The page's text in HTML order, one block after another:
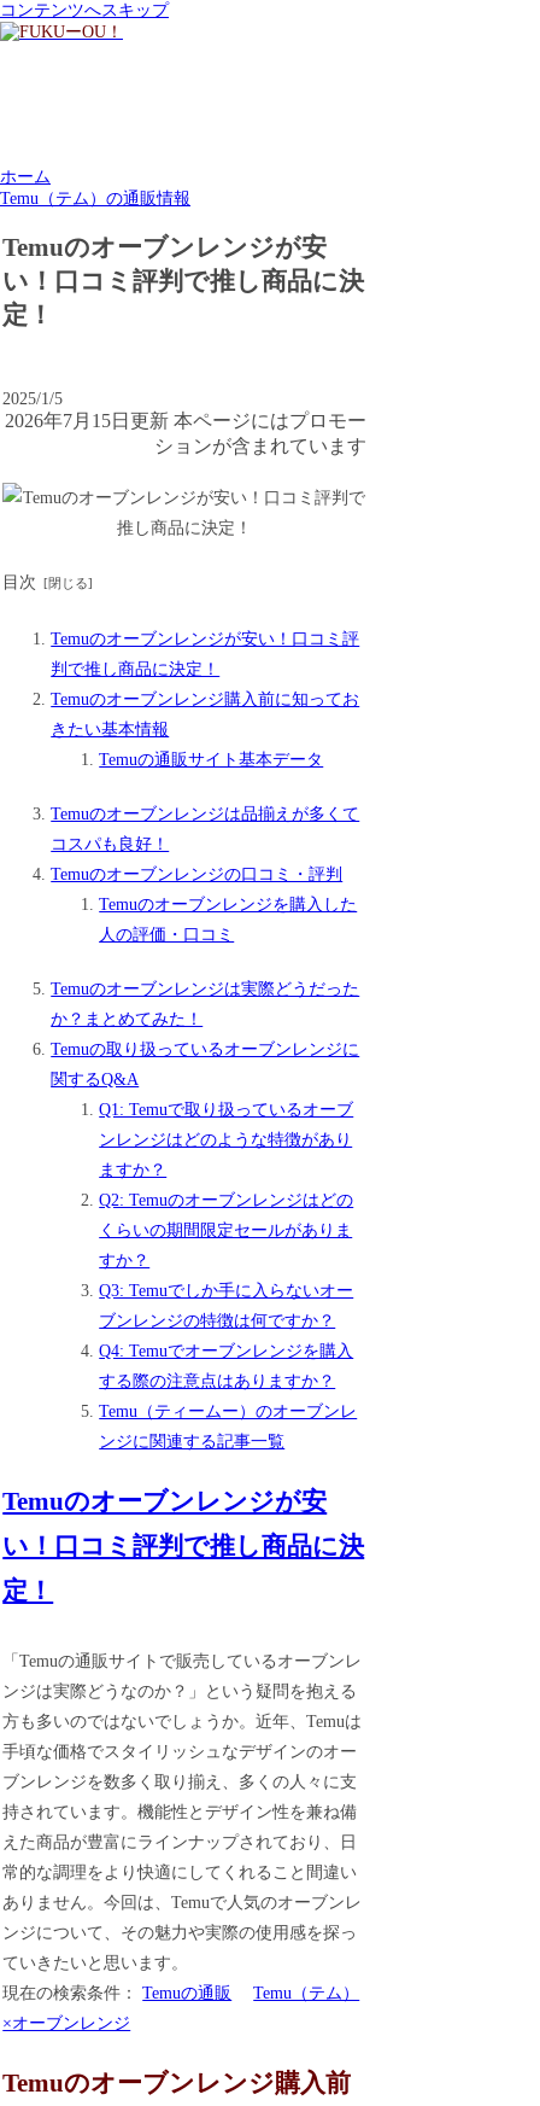
コンテンツへスキップ
ホーム
Temu（テム）の通販情報
Temuのオーブンレンジが安
い！口コミ評判で推し商品に決
定！
2025/1/5
2026年7月15日更新 本ページにはプロモー
ションが含まれています
目次
Temuのオーブンレンジが安い！口コミ評
判で推し商品に決定！
Temuのオーブンレンジ購入前に知ってお
きたい基本情報
Temuの通販サイト基本データ
Temuのオーブンレンジは品揃えが多くて
コスパも良好！
Temuのオーブンレンジの口コミ・評判
Temuのオーブンレンジを購入した
人の評価・口コミ
Temuのオーブンレンジは実際どうだった
か？まとめてみた！
Temuの取り扱っているオーブンレンジに
関するQ&A
Q1: Temuで取り扱っているオーブ
ンレンジはどのような特徴があり
ますか？
Q2: Temuのオーブンレンジはどの
くらいの期間限定セールがありま
すか？
Q3: Temuでしか手に入らないオー
ブンレンジの特徴は何ですか？
Q4: Temuでオーブンレンジを購入
する際の注意点はありますか？
Temu（ティームー）のオーブンレ
ンジに関連する記事一覧
Temuのオーブンレンジが安
い！口コミ評判で推し商品に決
定！
「Temuの通販サイトで販売しているオーブンレ
ンジは実際どうなのか？」という疑問を抱える
方も多いのではないでしょうか。近年、Temuは
手頃な価格でスタイリッシュなデザインのオー
ブンレンジを数多く取り揃え、多くの人々に支
持されています。機能性とデザイン性を兼ね備
えた商品が豊富にラインナップされており、日
常的な調理をより快適にしてくれること間違い
ありません。今回は、Temuで人気のオーブンレ
ンジについて、その魅力や実際の使用感を探っ
ていきたいと思います。
現在の検索条件：Temuの通販
Temu（テム）
×オーブンレンジ
Temuのオーブンレンジ購入前